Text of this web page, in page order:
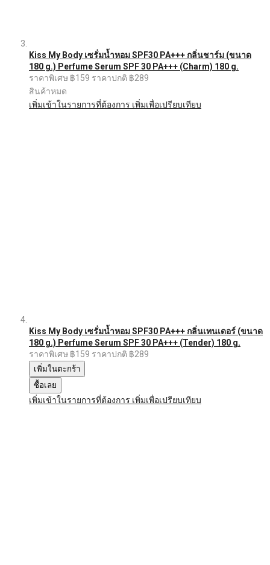
Kiss My Body เซรั่มน้ำหอม SPF30 PA+++ กลิ่นชาร์ม (ขนาด
180 g.) Perfume Serum SPF 30 PA+++ (Charm) 180 g.
ราคาพิเศษ ฿159 ราคาปกติ ฿289
สินค้าหมด
เพิ่มเข้าในรายการที่ต้องการ เพิ่มเพื่อเปรียบเทียบ
Kiss My Body เซรั่มน้ำหอม SPF30 PA+++ กลิ่นเทนเดอร์ (ขนาด
180 g.) Perfume Serum SPF 30 PA+++ (Tender) 180 g.
ราคาพิเศษ ฿159 ราคาปกติ ฿289
เพิ่มในตะกร้า
ซื้อเลย
เพิ่มเข้าในรายการที่ต้องการ เพิ่มเพื่อเปรียบเทียบ